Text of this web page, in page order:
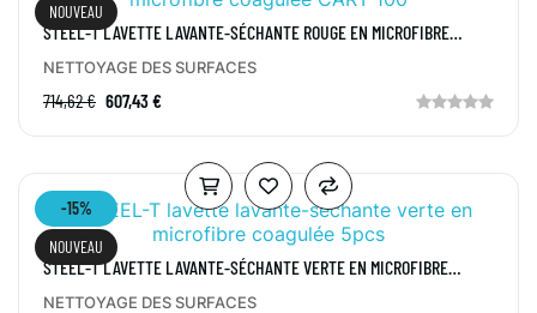
NOUVEAU
STEEL-T LAVETTE LAVANTE-SÉCHANTE ROUGE EN MICROFIBRE
NETTOYAGE DES SURFACES
714,62 € 607,43 €
-15%
NOUVEAU
STEEL-T LAVETTE LAVANTE-SÉCHANTE VERTE EN MICROFIBRE
NETTOYAGE DES SURFACES